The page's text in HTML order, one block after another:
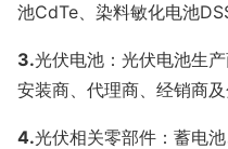
池CdTe、染料敏化电池
3.光伏电池：光伏电池生
安装商、代理商、经销商及
4.光伏相关零部件：蓄电